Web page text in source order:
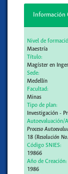
Información
Nivel de
Maestría
Título:
Magíster en
Sede:
Medellín
Facultad:
Minas
Tipo de plan:
Investigación -
Autoevaluación/
Proceso
18(Resolución
Código SNIES:
19866
Año de Creación:
1986